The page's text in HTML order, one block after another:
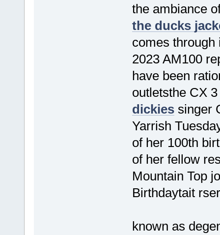
the ambiance
the ducks
comes through
2023 AM100
have been
outletsthe CX
dickiessinger
Yarrish
of her 100th
of her fellow
Mountain Top
Birthdaytait
known as